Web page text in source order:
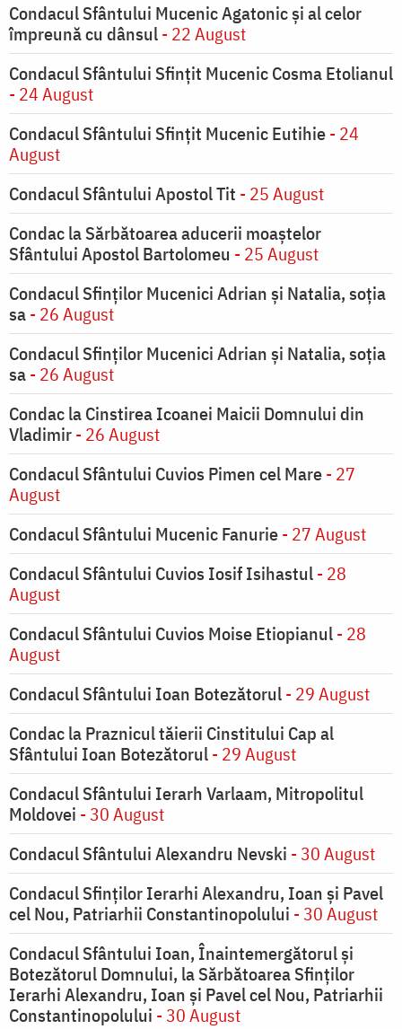
Condacul Sfântului Mucenic Agatonic şi al celor
împreună cu dânsul- 22 August
Condacul Sfântului Sfinţit Mucenic Cosma Etolianul
- 24 August
Condacul Sfântului Sfinţit Mucenic Eutihie- 24
August
Condacul Sfântului Apostol Tit - 25 August
Condac la Sărbătoarea aducerii moaştelor
Sfântului Apostol Bartolomeu - 25 August
Condacul Sfinţilor Mucenici Adrian şi Natalia, soţia
sa- 26 August
Condacul Sfinţilor Mucenici Adrian şi Natalia, soţia
sa- 26 August
Condac la Cinstirea Icoanei Maicii Domnului din
Vladimir- 26 August
Condacul Sfântului Cuvios Pimen cel Mare- 27
August
Condacul Sfântului Mucenic Fanurie- 27 August
Condacul Sfântului Cuvios Iosif Isihastul- 28
August
Condacul Sfântului Cuvios Moise Etiopianul- 28
August
Condacul Sfântului Ioan Botezătorul- 29 August
Condac la Praznicul tăierii Cinstitului Cap al
Sfântului Ioan Botezătorul- 29 August
Condacul Sfântului Ierarh Varlaam, Mitropolitul
Moldovei - 30 August
Condacul Sfântului Alexandru Nevski - 30 August
Condacul Sfinţilor Ierarhi Alexandru, Ioan şi Pavel
cel Nou, Patriarhii Constantinopolului - 30 August
Condacul Sfântului Ioan, Înaintemergătorul şi
Botezătorul Domnului, la Sărbătoarea Sfinţilor
Ierarhi Alexandru, Ioan şi Pavel cel Nou, Patriarhii
Constantinopolului - 30 August